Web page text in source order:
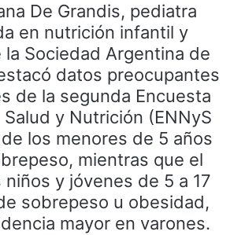
De Grandis, pediatra
en nutrición infantil y
la Sociedad Argentina de
datos preocupantes
de la segunda Encuesta
y Nutrición (ENNyS
los menores de 5 años
mientras que el
niños y jóvenes de 5 a 17
sobrepeso u obesidad,
mayor en varones.